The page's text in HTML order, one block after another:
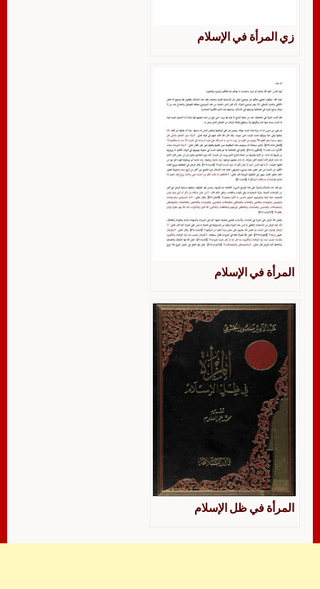
زي المرأة في الإسلام
المرأة في الإسلام
المرأة في ظل الإسلام